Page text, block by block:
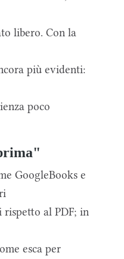
libero. Con la
più evidenti:
poco
GoogleBooks e
al PDF; in
esca per